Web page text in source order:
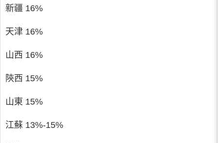
新疆 16%
天津 16%
山西 16%
陝西 15%
山東 15%
江蘇 13%-15%